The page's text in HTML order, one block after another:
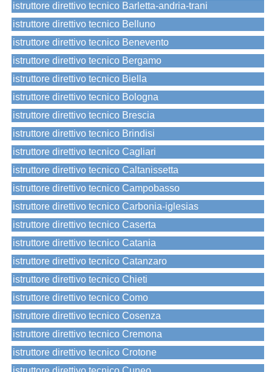
istruttore direttivo tecnico Barletta-andria-trani
istruttore direttivo tecnico Belluno
istruttore direttivo tecnico Benevento
istruttore direttivo tecnico Bergamo
istruttore direttivo tecnico Biella
istruttore direttivo tecnico Bologna
istruttore direttivo tecnico Brescia
istruttore direttivo tecnico Brindisi
istruttore direttivo tecnico Cagliari
istruttore direttivo tecnico Caltanissetta
istruttore direttivo tecnico Campobasso
istruttore direttivo tecnico Carbonia-iglesias
istruttore direttivo tecnico Caserta
istruttore direttivo tecnico Catania
istruttore direttivo tecnico Catanzaro
istruttore direttivo tecnico Chieti
istruttore direttivo tecnico Como
istruttore direttivo tecnico Cosenza
istruttore direttivo tecnico Cremona
istruttore direttivo tecnico Crotone